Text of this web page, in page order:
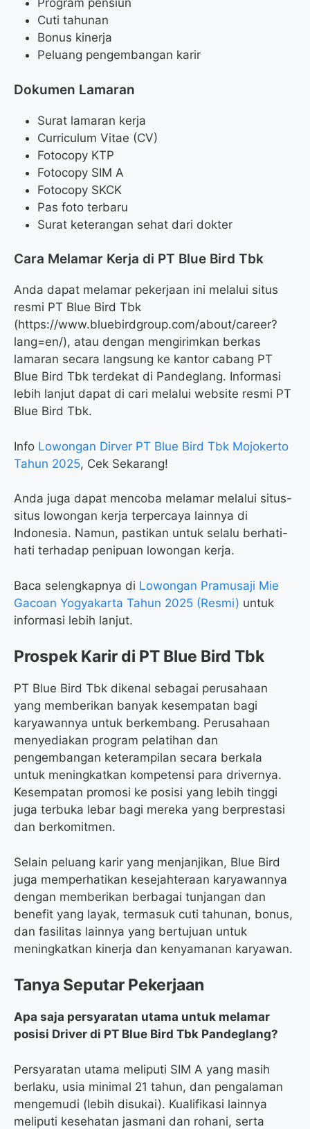
Program pensiun
Cuti tahunan
Bonus kinerja
Peluang pengembangan karir
Dokumen Lamaran
Surat lamaran kerja
Curriculum Vitae (CV)
Fotocopy KTP
Fotocopy SIM A
Fotocopy SKCK
Pas foto terbaru
Surat keterangan sehat dari dokter
Cara Melamar Kerja di PT Blue Bird Tbk
Anda dapat melamar pekerjaan ini melalui situs
resmi PT Blue Bird Tbk
(https://www.bluebirdgroup.com/about/career?
lang=en/), atau dengan mengirimkan berkas
lamaran secara langsung ke kantor cabang PT
Blue Bird Tbk terdekat di Pandeglang. Informasi
lebih lanjut dapat di cari melalui website resmi PT
Blue Bird Tbk.
Info Lowongan Dirver PT Blue Bird Tbk Mojokerto
Tahun 2025, Cek Sekarang!
Anda juga dapat mencoba melamar melalui situs-
situs lowongan kerja terpercaya lainnya di
Indonesia. Namun, pastikan untuk selalu berhati-
hati terhadap penipuan lowongan kerja.
Baca selengkapnya di Lowongan Pramusaji Mie
Gacoan Yogyakarta Tahun 2025 (Resmi) untuk
informasi lebih lanjut.
Prospek Karir di PT Blue Bird Tbk
PT Blue Bird Tbk dikenal sebagai perusahaan
yang memberikan banyak kesempatan bagi
karyawannya untuk berkembang. Perusahaan
menyediakan program pelatihan dan
pengembangan keterampilan secara berkala
untuk meningkatkan kompetensi para drivernya.
Kesempatan promosi ke posisi yang lebih tinggi
juga terbuka lebar bagi mereka yang berprestasi
dan berkomitmen.
Selain peluang karir yang menjanjikan, Blue Bird
juga memperhatikan kesejahteraan karyawannya
dengan memberikan berbagai tunjangan dan
benefit yang layak, termasuk cuti tahunan, bonus,
dan fasilitas lainnya yang bertujuan untuk
meningkatkan kinerja dan kenyamanan karyawan.
Tanya Seputar Pekerjaan
Apa saja persyaratan utama untuk melamar
posisi Driver di PT Blue Bird Tbk Pandeglang?
Persyaratan utama meliputi SIM A yang masih
berlaku, usia minimal 21 tahun, dan pengalaman
mengemudi (lebih disukai). Kualifikasi lainnya
meliputi kesehatan jasmani dan rohani, serta